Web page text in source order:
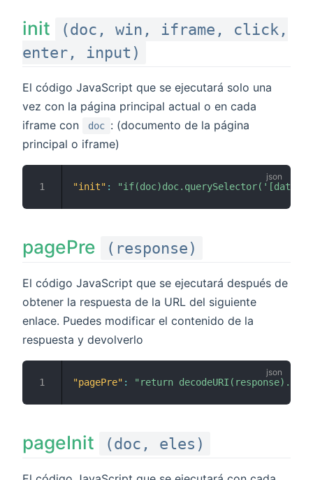
init
(doc, win, iframe, click,
enter, input)
El código JavaScript que se ejecutará solo una
vez con la página principal actual o en cada
iframe con
doc : (documento de la página
principal o iframe)
"init" :
pagePre (response)
El código JavaScript que se ejecutará después de
obtener la respuesta de la URL del siguiente
enlace. Puedes modificar el contenido de la
respuesta y devolverlo
"pagePre" : "return
pageInit (doc, eles)